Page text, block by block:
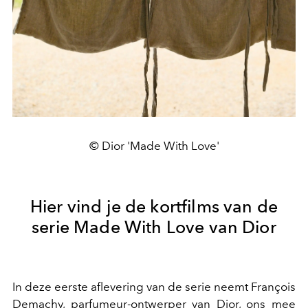
© Dior 'Made With Love'
Hier vind je de kortfilms van de
serie Made With Love van Dior
In deze eerste aflevering van de serie neemt François
Demachy, parfumeur-ontwerper van Dior, ons mee